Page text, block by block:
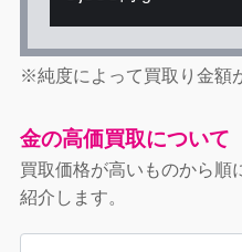
※純度によって買取り金額
金の高価買取について
買取価格が高いものから順
紹介します。